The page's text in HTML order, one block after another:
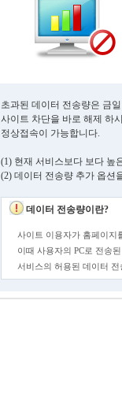
초과된 데이터 전송량은 금
사이트 차단을 바로 해제 하
정상접속이 가능합니다.
(1) 현재 서비스보다 보다 높
(2) 데이터 전송량 추가 옵션
데이터 전송량이란?
사이트 이용자가 홈페이지
이때 사용자의 PC로 전송
서비스의 허용된 데이터